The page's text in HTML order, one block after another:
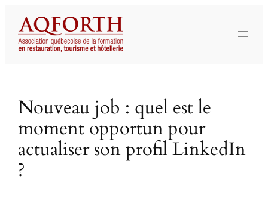
contenu
Nouveau job : quel est le
moment opportun pour
actualiser son profil LinkedIn
?